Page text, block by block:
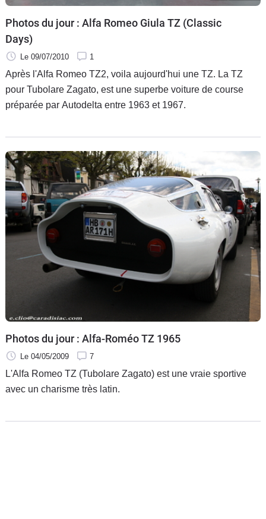
Photos du jour : Alfa Romeo Giula TZ (Classic
Days)
Le 09/07/2010 1
Après l'Alfa Romeo TZ2, voila aujourd'hui une TZ. La TZ
pour Tubolare Zagato, est une superbe voiture de course
préparée par Autodelta entre 1963 et 1967.
Photos du jour : Alfa-Roméo TZ 1965
Le 04/05/2009 7
L'Alfa Romeo TZ (Tubolare Zagato) est une vraie sportive
avec un charisme très latin.